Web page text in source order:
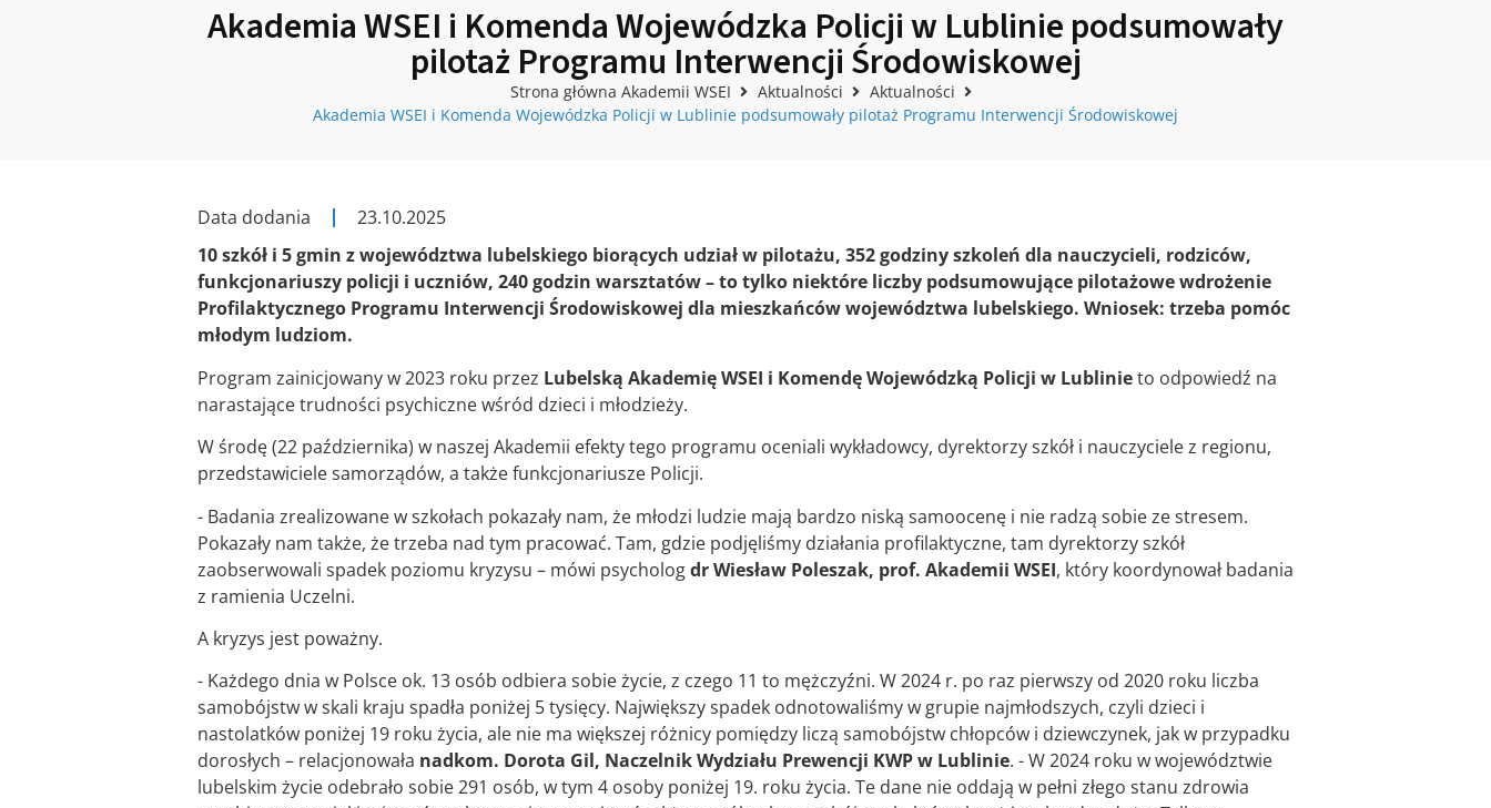
Akademia WSEI i Komenda Wojewódzka Policji w Lublinie podsumowały
pilotaż Programu Interwencji Środowiskowej
Strona główna Akademii WSEI Aktualności
Aktualności
Akademia WSEI i Komenda Wojewódzka Policji w Lublinie podsumowały pilotaż Programu Interwencji Środowiskowej
Data dodania
23.10.2025
10 szkół i 5 gmin z województwa lubelskiego biorących udział w pilotażu, 352 godziny szkoleń dla nauczycieli, rodziców,
funkcjonariuszy policji i uczniów, 240 godzin warsztatów – to tylko niektóre liczby podsumowujące pilotażowe wdrożenie
Profilaktycznego Programu Interwencji Środowiskowej dla mieszkańców województwa lubelskiego. Wniosek: trzeba pomóc
młodym ludziom.
Program zainicjowany w 2023 roku przez Lubelską Akademię WSEI i Komendę Wojewódzką Policji w Lublinieto odpowiedź na
narastające trudności psychiczne wśród dzieci i młodzieży.
W środę (22 października) w naszej Akademii efekty tego programu oceniali wykładowcy, dyrektorzy szkół i nauczyciele z regionu,
przedstawiciele samorządów, a także funkcjonariusze Policji.
- Badania zrealizowane w szkołach pokazały nam, że młodzi ludzie mają bardzo niską samoocenę i nie radzą sobie ze stresem.
Pokazały nam także, że trzeba nad tym pracować. Tam, gdzie podjęliśmy działania profilaktyczne, tam dyrektorzy szkół
zaobserwowali spadek poziomu kryzysu – mówi psychologdr Wiesław Poleszak, prof. Akademii WSEI, który koordynował badania
z ramienia Uczelni.
A kryzys jest poważny.
- Każdego dnia w Polsce ok. 13 osób odbiera sobie życie, z czego 11 to mężczyźni. W 2024 r. po raz pierwszy od 2020 roku liczba
samobójstw w skali kraju spadła poniżej 5 tysięcy. Największy spadek odnotowaliśmy w grupie najmłodszych, czyli dzieci i
nastolatków poniżej 19 roku życia, ale nie ma większej różnicy pomiędzy liczą samobójstw chłopców i dziewczynek, jak w przypadku
dorosłych – relacjonowała nadkom. Dorota Gil, Naczelnik Wydziału Prewencji KWP w Lublinie. - W 2024 roku w województwie
lubelskim życie odebrało sobie 291 osób, w tym 4 osoby poniżej 19. roku życia. Te dane nie oddają w pełni złego stanu zdrowia